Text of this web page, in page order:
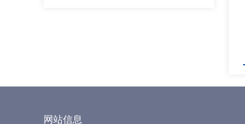
网站信息